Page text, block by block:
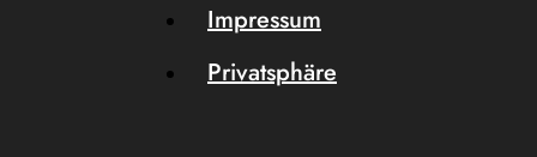
Impressum
Privatsphäre